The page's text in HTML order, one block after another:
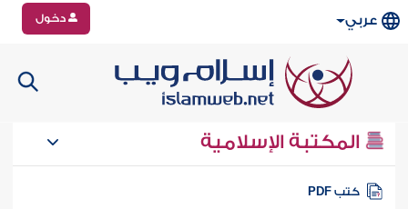
عربي دخول
المكتبة الإسلامية